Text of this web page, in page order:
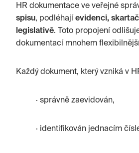
HR dokumentace ve veřejné
spisu, podléhají evidenci,
legislativě. Toto propojení
dokumentací mnohem
Každý dokument, který vzniká v
· správně zaevidován,
· identifikován jednacím